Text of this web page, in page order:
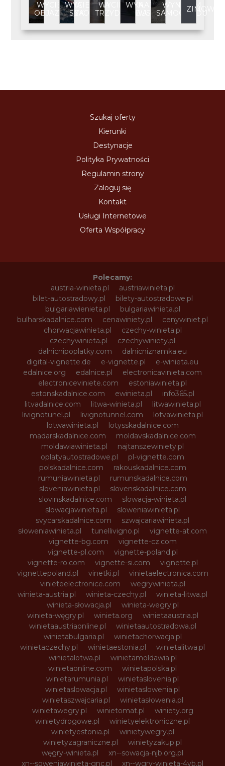
WYCIECZKA
OBJAZDOWA
WYCIECZKA
SZKOLNA
WYCIECZKA
TRZYDNIOWA
WYNAJEMWYNAJEM
SAMOCHODU
Szukaj oferty
Kierunki
Destynacje
Polityka Prywatności
Regulamin strony
Zaloguj się
Kontakt
Usługi Internetowe
Oferta Współpracy
Polecamy:
austria-winieta.pl
austriawinieta.pl
bilet-autostradowy.pl
bilety-autostradowe.pl
bulgariawienieta.pl
bulgariawinieta.pl
bulharskadalnice.com
cenawiniety.pl
cenywiniet.pl
chorwacjawinieta.pl
czechy-winieta.pl
czechywinieta.pl
czechywiniety.pl
dalnicnipoplatky.com
dalnicniznamka.eu
digital-vignette.de
e-vignette.pl
e-winieta.eu
edalnice.org
edalnice.pl
electronicavinieta.com
electroniceviniete.com
estoniawinieta.pl
estonskadalnice.com
ewinieta.pl
info365.pl
litvadalnice.com
litwa-winieta.pl
litwawinieta.pl
livignotunel.pl
livignotunnel.com
lotvawinieta.pl
lotwawinieta.pl
lotysskadalnice.com
madarskadalnice.com
moldavskadalnice.com
moldawiawinieta.pl
najtanszewiniety.pl
oplatyautostradowe.pl
pl-vignette.com
polskadalnice.com
rakouskadalnice.com
rumuniawinieta.pl
rumunskadalnice.com
sloveniawinieta.pl
slovenskadalnice.com
slovinskadalnice.com
slowacja-winieta.pl
slowacjawinieta.pl
sloweniawinieta.pl
svycarskadalnice.com
szwajcariawinieta.pl
słoweniawinieta.pl
tunellivigno.pl
vignette-at.com
vignette-bg.com
vignette-cz.com
vignette-pl.com
vignette-poland.pl
vignette-ro.com
vignette-si.com
vignette.pl
vignettepoland.pl
vinetki.pl
vinietaelectronica.com
vinieteelectronice.com
wegrywinieta.pl
winieta-austria.pl
winieta-czechy.pl
winieta-litwa.pl
winieta-słowacja.pl
winieta-wegry.pl
winieta-węgry.pl
winieta.org
winietaaustria.pl
winietaaustriaonline.pl
winietaautostradowa.pl
winietabulgaria.pl
winietachorwacja.pl
winietaczechy.pl
winietaestonia.pl
winietalitwa.pl
winietalotwa.pl
winietamoldawia.pl
winietaonline.com
winietapolska.pl
winietarumunia.pl
winietaslovenia.pl
winietaslowacja.pl
winietaslowenia.pl
winietaszwajcaria.pl
winietasłowenia.pl
winietawegry.pl
winietomat.pl
winiety.org
winietydrogowe.pl
winietyelektroniczne.pl
winietyestonia.pl
winietywegry.pl
winietyzagraniczne.pl
winietyzakup.pl
węgry-winieta.pl
xn--sowacja-njb.org.pl
xn--soweniawinieta-gnc.pl
xn--wgry-winieta-4vb.pl